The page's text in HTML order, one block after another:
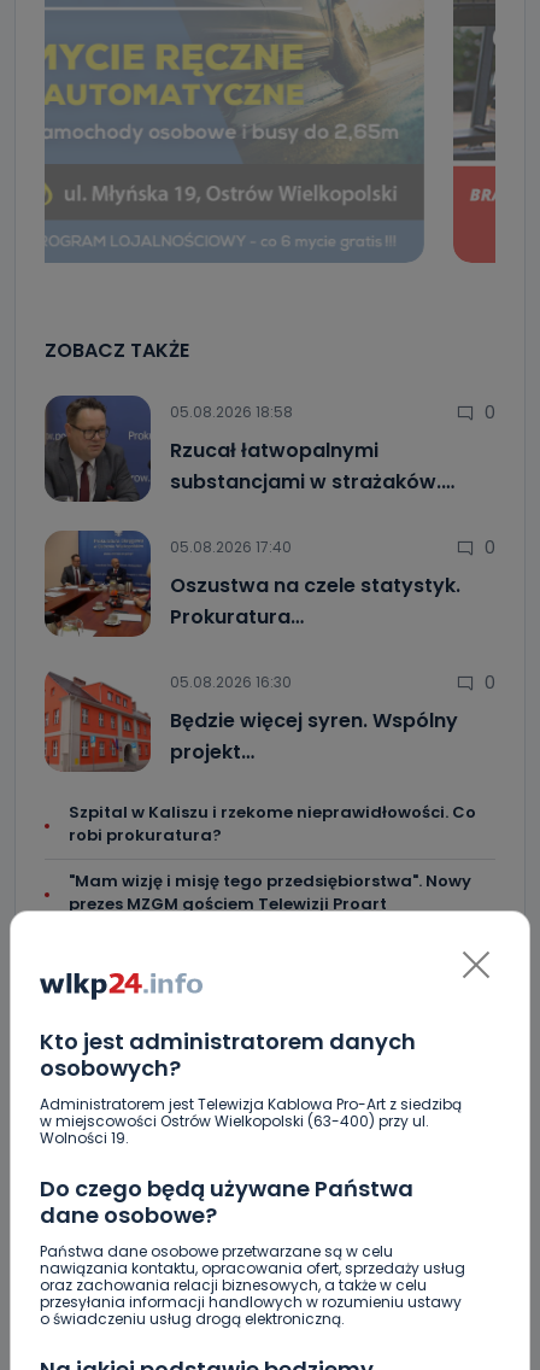
Kto jest administratorem danych
osobowych?
Administratorem jest Telewizja Kablowa Pro-Art z siedzibą
w miejscowości Ostrów Wielkopolski (63-400) przy ul.
Wolności 19.
Do czego będą używane Państwa
dane osobowe?
Państwa dane osobowe przetwarzane są w celu
nawiązania kontaktu, opracowania ofert, sprzedaży usług
oraz zachowania relacji biznesowych, a także w celu
przesyłania informacji handlowych w rozumieniu ustawy
o świadczeniu usług drogą elektroniczną.
ZOBACZ TAKŻE
05.08.2026 18:58 0
Rzucał łatwopalnymi
substancjami w strażaków.…
05.08.2026 17:40 0
Oszustwa na czele statystyk.
Prokuratura…
05.08.2026 16:30 0
Będzie więcej syren. Wspólny
projekt…
Szpital w Kaliszu i rzekome nieprawidłowości. Co
robi prokuratura?
"Mam wizję i misję tego przedsiębiorstwa". Nowy
prezes MZGM gościem Telewizji Proart
Przyszłość Straży Miejskiej w Ostrowie pod znakiem
zapytania
Podpisano umowę
Gotowe dania obiadowe do podgrzania –
niesamowity smak w nowoczesnym wydaniu
Urbaniak ma plan
Koniec ryku silników i rajdów po mieście?
Rasmussen po pierwszych sparingach: obrona
naszą bazą! [WIDEO]